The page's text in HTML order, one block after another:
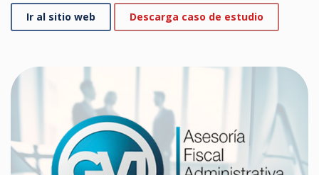
Ir al sitio web Descarga caso de estudio